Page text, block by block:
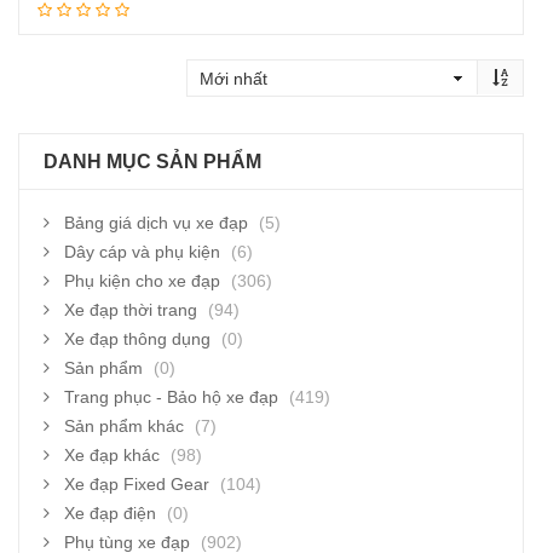
DANH MỤC SẢN PHẨM
Bảng giá dịch vụ xe đạp
(5)
Dây cáp và phụ kiện
(6)
Phụ kiện cho xe đạp
(306)
Xe đạp thời trang
(94)
Xe đạp thông dụng
(0)
Sản phẩm
(0)
Trang phục - Bảo hộ xe đạp
(419)
Sản phẩm khác
(7)
Xe đạp khác
(98)
Xe đạp Fixed Gear
(104)
Xe đạp điện
(0)
Phụ tùng xe đạp
(902)